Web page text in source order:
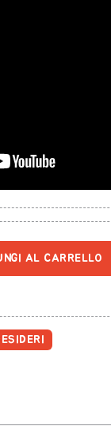
AL CARRELLO